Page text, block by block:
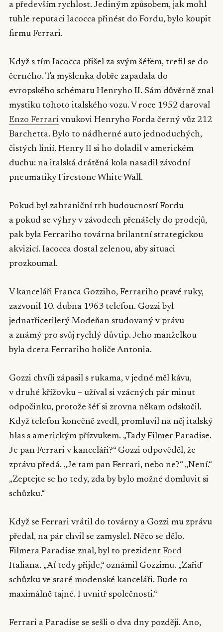
a především rychlost. Jediným způsobem, jak mohl
tuhle reputaci Iacocca přinést do Fordu, bylo koupit
firmu Ferrari.
Když s tím Iacocca přišel za svým šéfem, trefil se do
černého. Ta myšlenka dobře zapadala do
evropského schématu Henryho II. Sám důvěrně znal
mystiku tohoto italského vozu. V roce 1952 daroval
Enzo Ferrari vnukovi Henryho Forda černý vůz 212
Barchetta. Bylo to nádherné auto jednoduchých,
čistých linií. Henry II si ho doladil v americkém
duchu: na italská drátěná kola nasadil závodní
pneumatiky Firestone White Wall.
Pokud byl zahraniční trh budoucností Fordu
a pokud se výhry v závodech přenášely do prodejů,
pak byla Ferrariho továrna brilantní strategickou
akvizicí. Iacocca dostal zelenou, aby situaci
prozkoumal.
V kanceláři Franca Gozziho, Ferrariho pravé ruky,
zazvonil 10. dubna 1963 telefon. Gozzi byl
jednatřicetiletý Modeňan studovaný v právu
a známý pro svůj rychlý důvtip. Jeho manželkou
byla dcera Ferrariho holiče Antonia.
Gozzi chvíli zápasil s rukama, v jedné měl kávu,
v druhé křížovku – užíval si vzácných pár minut
odpočinku, protože šéf si zrovna někam odskočil.
Když telefon konečně zvedl, promluvil na něj italský
hlas s americkým přízvukem. „Tady Filmer Paradise.
Je pan Ferrari v kanceláři?“ Gozzi odpověděl, že
zprávu předá. „Je tam pan Ferrari, nebo ne?“ „Není.“
„Zeptejte se ho tedy, zda by bylo možné domluvit si
schůzku.“
Když se Ferrari vrátil do továrny a Gozzi mu zprávu
předal, na pár chvil se zamyslel. Něco se dělo.
Filmera Paradise znal, byl to prezident Ford
Italiana. „Ať tedy přijde,“ oznámil Gozzimu. „Zařiď
schůzku ve staré modenské kanceláři. Bude to
maximálně tajné. I uvnitř společnosti.“
Ferrari a Paradise se sešli o dva dny později. Ano,